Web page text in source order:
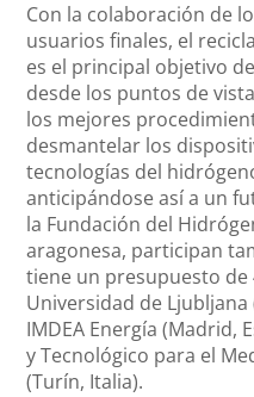
Con la colaboración de
usuarios finales, el
es el principal objetivo
desde los puntos de
los mejores
desmantelar los
tecnologías del
anticipándose así a un
la Fundación del
aragonesa, participan
tiene un presupuesto de
Universidad de Ljubljana
IMDEA Energía (Madrid,
y Tecnológico para el
(Turín, Italia).